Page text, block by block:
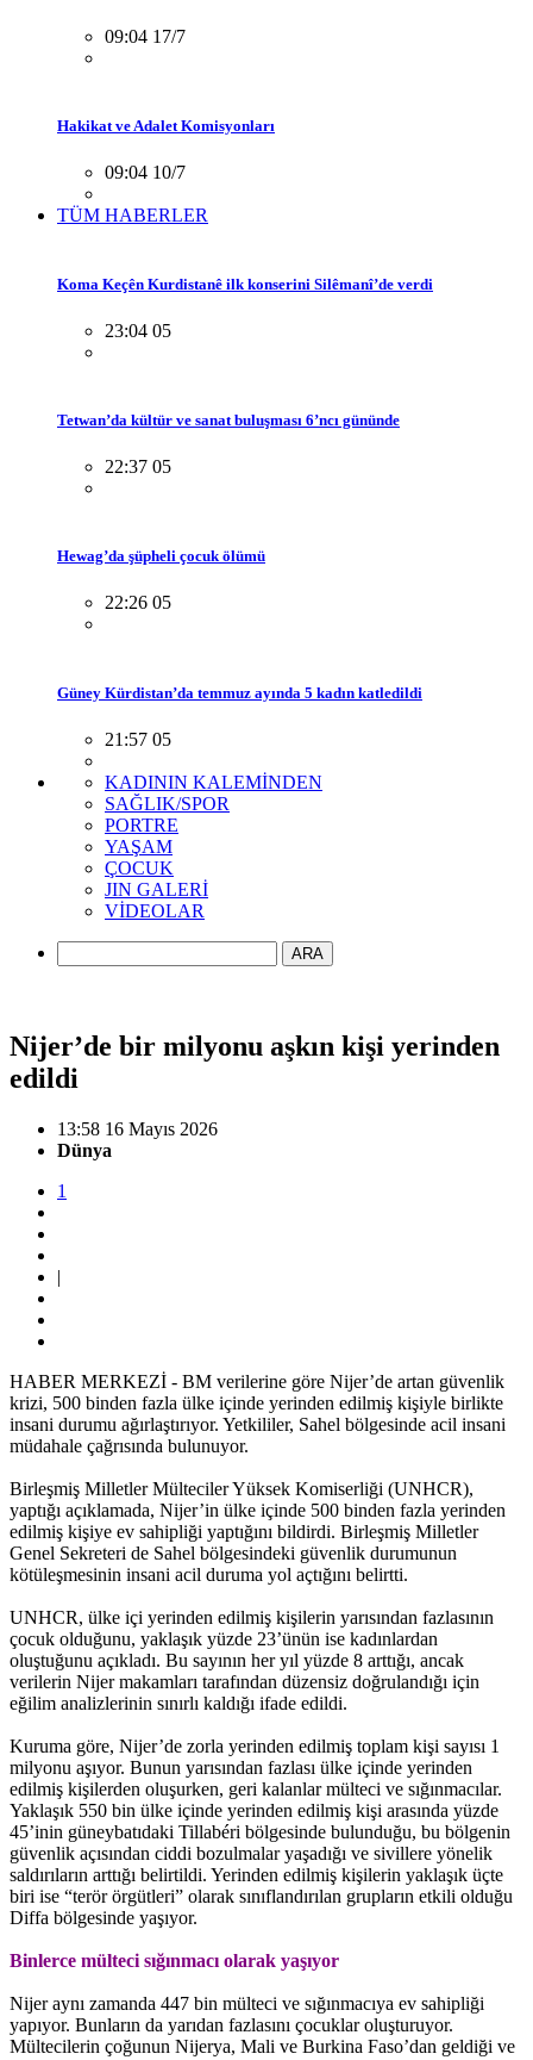
09:04 17/7
Hakikat ve Adalet Komisyonları
09:04 10/7
TÜM HABERLER
Koma Keçên Kurdistanê ilk konserini Silêmanî’de verdi
23:04 05
Tetwan’da kültür ve sanat buluşması 6’ncı gününde
22:37 05
Hewag’da şüpheli çocuk ölümü
22:26 05
Güney Kürdistan’da temmuz ayında 5 kadın katledildi
21:57 05
KADININ KALEMİNDEN
SAĞLIK/SPOR
PORTRE
YAŞAM
ÇOCUK
JIN GALERİ
VİDEOLAR
ARA
Nijer’de bir milyonu aşkın kişi yerinden
edildi
13:58 16 Mayıs 2026
Dünya
1
|
HABER MERKEZİ - BM verilerine göre Nijer’de artan güvenlik
krizi, 500 binden fazla ülke içinde yerinden edilmiş kişiyle birlikte
insani durumu ağırlaştırıyor. Yetkililer, Sahel bölgesinde acil insani
müdahale çağrısında bulunuyor.
Birleşmiş Milletler Mülteciler Yüksek Komiserliği (UNHCR),
yaptığı açıklamada, Nijer’in ülke içinde 500 binden fazla yerinden
edilmiş kişiye ev sahipliği yaptığını bildirdi. Birleşmiş Milletler
Genel Sekreteri de Sahel bölgesindeki güvenlik durumunun
kötüleşmesinin insani acil duruma yol açtığını belirtti.
UNHCR, ülke içi yerinden edilmiş kişilerin yarısından fazlasının
çocuk olduğunu, yaklaşık yüzde 23’ünün ise kadınlardan
oluştuğunu açıkladı. Bu sayının her yıl yüzde 8 arttığı, ancak
verilerin Nijer makamları tarafından düzensiz doğrulandığı için
eğilim analizlerinin sınırlı kaldığı ifade edildi.
Kuruma göre, Nijer’de zorla yerinden edilmiş toplam kişi sayısı 1
milyonu aşıyor. Bunun yarısından fazlası ülke içinde yerinden
edilmiş kişilerden oluşurken, geri kalanlar mülteci ve sığınmacılar.
Yaklaşık 550 bin ülke içinde yerinden edilmiş kişi arasında yüzde
45’inin güneybatıdaki Tillabéri bölgesinde bulunduğu, bu bölgenin
güvenlik açısından ciddi bozulmalar yaşadığı ve sivillere yönelik
saldırıların arttığı belirtildi. Yerinden edilmiş kişilerin yaklaşık üçte
biri ise “terör örgütleri” olarak sınıflandırılan grupların etkili olduğu
Diffa bölgesinde yaşıyor.
Binlerce mülteci sığınmacı olarak yaşıyor
Nijer aynı zamanda 447 bin mülteci ve sığınmacıya ev sahipliği
yapıyor. Bunların da yarıdan fazlasını çocuklar oluşturuyor.
Mültecilerin çoğunun Nijerya, Mali ve Burkina Faso’dan geldiği ve